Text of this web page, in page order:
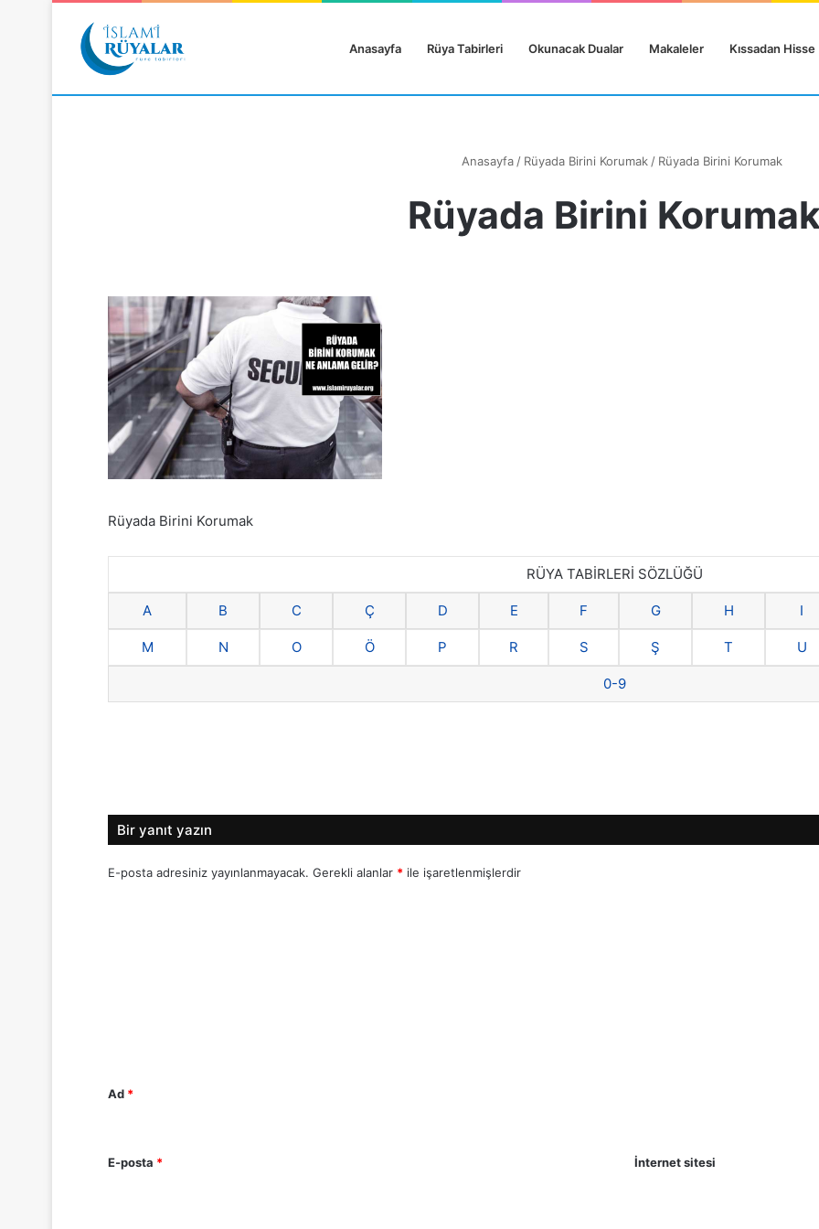
Anasayfa Rüya Tabirleri Okunacak Dualar Makaleler Kıssadan Hisse
Anasayfa / Rüyada Birini Korumak / Rüyada Birini Korumak
Rüyada Birini
Rüyada Birini Korumak
RÜYA TABİRLERİ SÖZLÜĞÜ
A B C Ç D E F G H I
M N O Ö P R S Ş T U
0-9
Bir yanıt yazın
E-posta adresiniz yayınlanmayacak. Gerekli alanlar * ile işaretlenmişlerdir
Ad *
E-posta * İnternet sitesi